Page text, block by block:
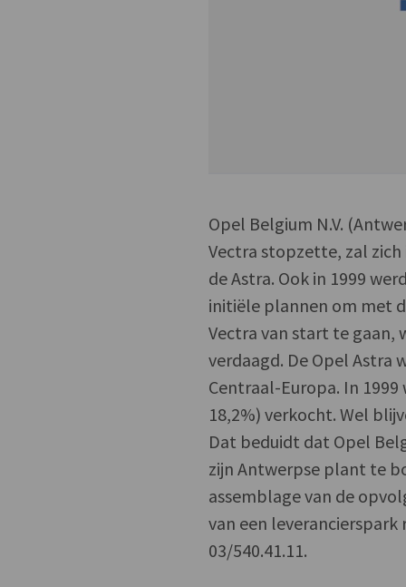
Opel Belgium N.V.
Vectra stopzette, zal
de Astra. Ook in 1999
initiële plannen om met
Vectra van start te gaan,
verdaagd. De Opel Astra
Centraal-Europa. In
18,2%) verkocht. Wel
Dat beduidt dat Opel
zijn Antwerpse plant te
assemblage van de
van een
03/540.41.11.